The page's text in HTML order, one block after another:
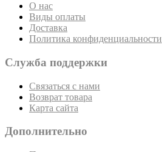
О нас
Виды оплаты
Доставка
Политика конфиденциальности
Служба поддержки
Связаться с нами
Возврат товара
Карта сайта
Дополнительно